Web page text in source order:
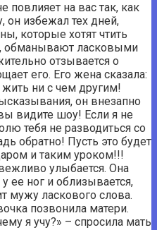
повлияет на вас так, как
он избежал тех дней,
которые хотят чтить
обманывают ласковыми
отзывается о
его. Его жена сказала:
ни с чем другим!
он внезапно
видите шоу! Если я не
тебя не разводиться со
обратно! Пусть это будет
и таким уроком!!!
улыбается. Она
ее ног и облизывается,
мужу ласкового слова.
позвонила матери.
я учу?» – спросила мать